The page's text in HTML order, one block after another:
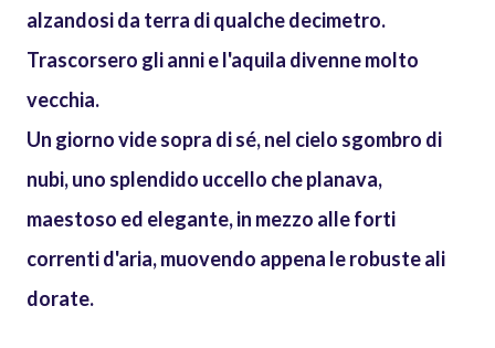
alzandosi da terra di qualche decimetro.
Trascorsero gli anni e l'aquila divenne molto
vecchia.
Un giorno vide sopra di sé, nel cielo sgombro di
nubi, uno splendido uccello che planava,
maestoso ed elegante, in mezzo alle forti
correnti d'aria, muovendo appena le robuste ali
dorate.